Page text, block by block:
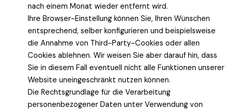
nach einem Monat wieder entfernt wird.
Ihre Browser-Einstellung können Sie, Ihren Wünschen
entsprechend, selber konfigurieren und beispielsweise
die Annahme von Third-Party-Cookies oder allen
Cookies ablehnen. Wir weisen Sie aber darauf hin, dass
Sie in diesem Fall eventuell nicht alle Funktionen unserer
Website uneingeschränkt nutzen können.
Die Rechtsgrundlage für die Verarbeitung
personenbezogener Daten unter Verwendung von